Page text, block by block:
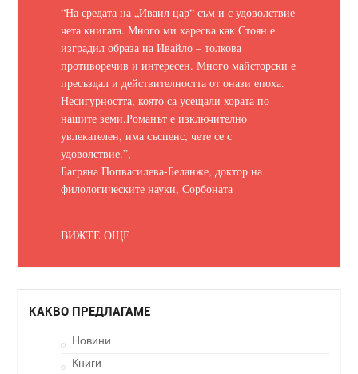
“На средата на „Иваил цар“ съм и с удоволствие
чета книгата. Много ми харесва как Стоян е
изградил образа на Ивайло – толкова
противоречив и интересен. Много майсторски е
пресъздал и действителността от онази епоха.
Несигурността, която са усещали хората по
нашите земи.Романът е изключително
увлекателен, има съспенс, чете се с
удоволствие.”,
Багряна Попвасилева-Беланже, доктор на
филологическите науки, Сорбоната
ВИЖТЕ ОЩЕ
КАКВО ПРЕДЛАГАМЕ
Новини
Книги